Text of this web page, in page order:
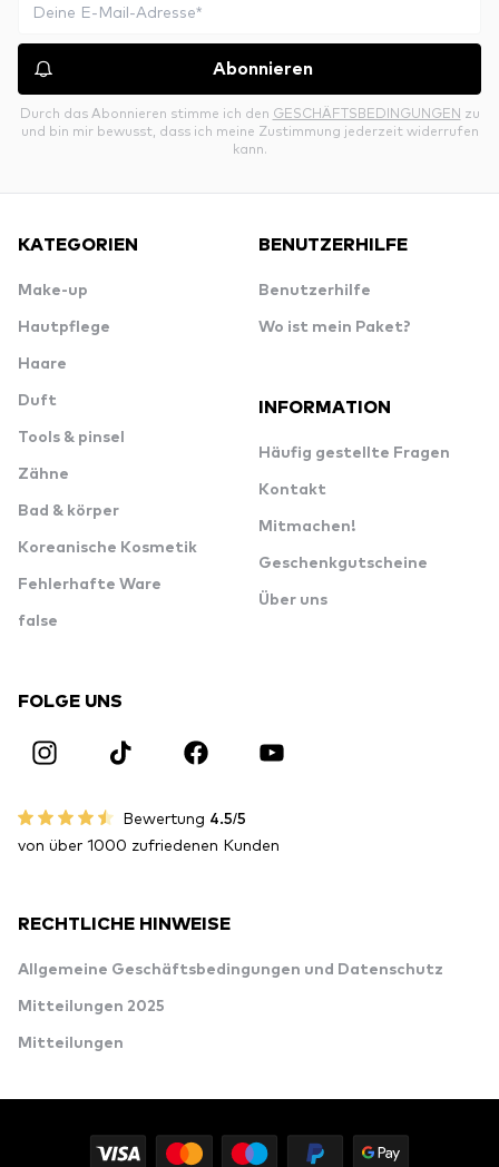
Abonnieren
Durch das Abonnieren stimme ich den GESCHÄFTSBEDINGUNGEN zu
und bin mir bewusst, dass ich meine Zustimmung jederzeit widerrufen
kann.
KATEGORIEN
Make-up
Hautpflege
Haare
Duft
Tools & pinsel
Zähne
Bad & körper
Koreanische Kosmetik
Fehlerhafte Ware
false
BENUTZERHILFE
Benutzerhilfe
Wo ist mein Paket?
INFORMATION
Häufig gestellte Fragen
Kontakt
Mitmachen!
Geschenkgutscheine
Über uns
FOLGE UNS
Bewertung 4.5/5
von über 1000 zufriedenen Kunden
RECHTLICHE HINWEISE
Allgemeine Geschäftsbedingungen und Datenschutz
Mitteilungen 2025
Mitteilungen